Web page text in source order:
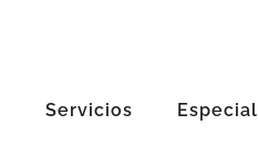
Servicios